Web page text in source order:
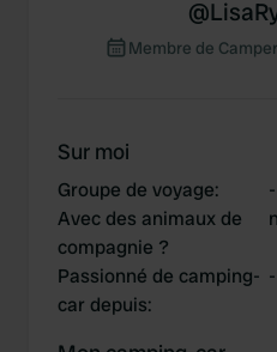
@
Membre de
Sur moi
Groupe de voyage:
-
Avec des animaux de
compagnie ?
Passionné de camping-
car depuis:
-